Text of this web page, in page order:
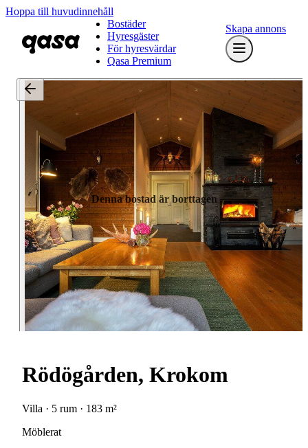
Hoppa till huvudinnehåll
Bostäder
Hyresgäster
För hyresvärdar
Qasa Premium
Skapa annons
Denna bostad är borttagen
Rödögården, Krokom
Villa · 5 rum · 183 m²
Möblerat